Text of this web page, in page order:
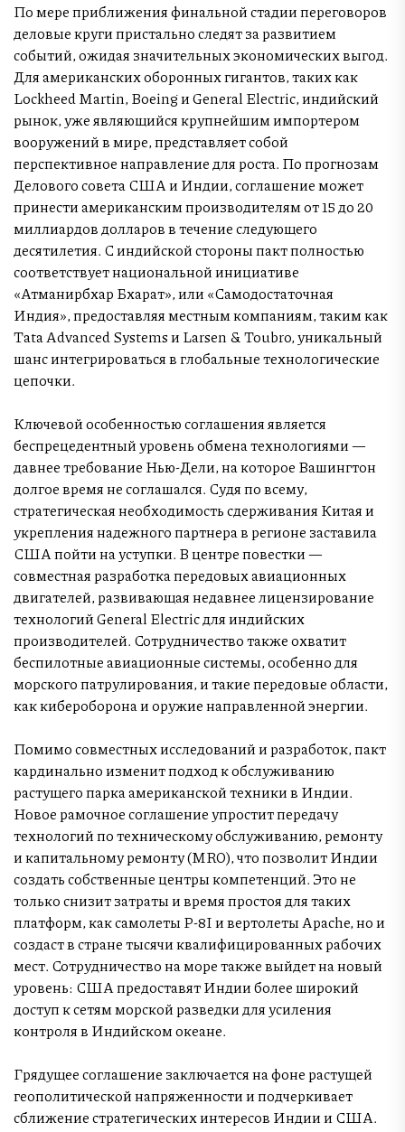
По мере приближения финальной стадии переговоров
деловые круги пристально следят за развитием
событий, ожидая значительных экономических выгод.
Для американских оборонных гигантов, таких как
Lockheed Martin, Boeing и General Electric, индийский
рынок, уже являющийся крупнейшим импортером
вооружений в мире, представляет собой
перспективное направление для роста. По прогнозам
Делового совета США и Индии, соглашение может
принести американским производителям от 15 до 20
миллиардов долларов в течение следующего
десятилетия. С индийской стороны пакт полностью
соответствует национальной инициативе
«Атманирбхар Бхарат», или «Самодостаточная
Индия», предоставляя местным компаниям, таким как
Tata Advanced Systems и Larsen & Toubro, уникальный
шанс интегрироваться в глобальные технологические
цепочки.
Ключевой особенностью соглашения является
беспрецедентный уровень обмена технологиями —
давнее требование Нью-Дели, на которое Вашингтон
долгое время не соглашался. Судя по всему,
стратегическая необходимость сдерживания Китая и
укрепления надежного партнера в регионе заставила
США пойти на уступки. В центре повестки —
совместная разработка передовых авиационных
двигателей, развивающая недавнее лицензирование
технологий General Electric для индийских
производителей. Сотрудничество также охватит
беспилотные авиационные системы, особенно для
морского патрулирования, и такие передовые области,
как кибероборона и оружие направленной энергии.
Помимо совместных исследований и разработок, пакт
кардинально изменит подход к обслуживанию
растущего парка американской техники в Индии.
Новое рамочное соглашение упростит передачу
технологий по техническому обслуживанию, ремонту
и капитальному ремонту (MRO), что позволит Индии
создать собственные центры компетенций. Это не
только снизит затраты и время простоя для таких
платформ, как самолеты P-8I и вертолеты Apache, но и
создаст в стране тысячи квалифицированных рабочих
мест. Сотрудничество на море также выйдет на новый
уровень: США предоставят Индии более широкий
доступ к сетям морской разведки для усиления
контроля в Индийском океане.
Грядущее соглашение заключается на фоне растущей
геополитической напряженности и подчеркивает
сближение стратегических интересов Индии и США.